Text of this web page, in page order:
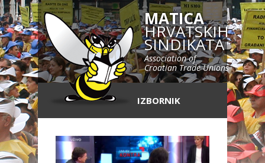
MATICA
HRVATSKIH
SINDIKATA
Association of
Croatian Trade Unions
IZBORNIK